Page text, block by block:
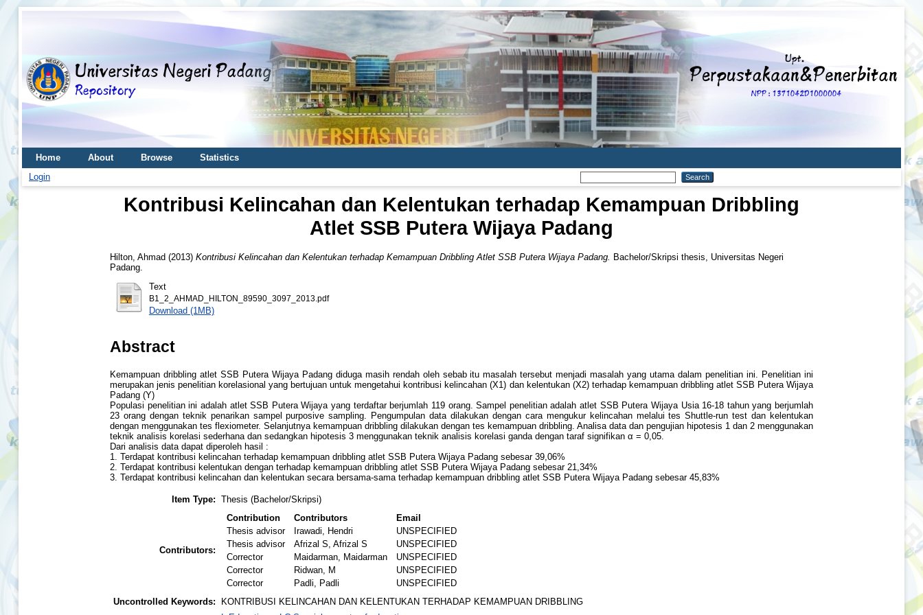
Home About Browse
Statistics
Login
Kontribusi Kelincahan dan Kelentukan terhadap Kemampuan Dribbling
Atlet SSB Putera Wijaya Padang
Hilton, Ahmad (2013) Kontribusi Kelincahan dan Kelentukan terhadap Kemampuan Dribbling Atlet SSB Putera Wijaya Padang.
Bachelor/Skripsi thesis, Universitas Negeri
Padang.
Text
B1_2_AHMAD_HILTON_89590_3097_2013.pdf
Download (1MB)
Abstract
Kemampuan dribbling atlet SSB Putera Wijaya Padang diduga masih rendah oleh sebab itu masalah tersebut menjadi masalah yang utama dalam penelitian ini. Penelitian ini
merupakan jenis penelitian korelasional yang bertujuan untuk mengetahui kontribusi kelincahan (X1) dan kelentukan (X2) terhadap kemampuan dribbling atlet SSB Putera Wijaya
Padang (Y)
Populasi penelitian ini adalah atlet SSB Putera Wijaya yang terdaftar berjumlah 119 orang. Sampel penelitian adalah atlet SSB Putera Wijaya Usia 16-18 tahun yang berjumlah
23 orang dengan teknik penarikan sampel purposive sampling. Pengumpulan data dilakukan dengan cara mengukur kelincahan melalui tes Shuttle-run test dan kelentukan
dengan menggunakan tes flexiometer. Selanjutnya kemampuan dribbling dilakukan dengan tes kemampuan dribbling. Analisa data dan pengujian hipotesis 1 dan 2 menggunakan
teknik analisis korelasi sederhana dan sedangkan hipotesis 3 menggunakan teknik analisis korelasi ganda dengan taraf signifikan α = 0,05.
Dari analisis data dapat diperoleh hasil :
1. Terdapat kontribusi kelincahan terhadap kemampuan dribbling atlet SSB Putera Wijaya Padang sebesar 39,06%
2. Terdapat kontribusi kelentukan dengan terhadap kemampuan dribbling atlet SSB Putera Wijaya Padang sebesar 21,34%
3. Terdapat kontribusi kelincahan dan kelentukan secara bersama-sama terhadap kemampuan dribbling atlet SSB Putera Wijaya Padang sebesar 45,83%
Item Type: Thesis (Bachelor/Skripsi)
Contributors:
Contribution Contributors
Email
Thesis advisor
Irawadi, Hendri
UNSPECIFIED
Thesis advisor
Afrizal S, Afrizal S
UNSPECIFIED
Corrector
Maidarman, Maidarman
UNSPECIFIED
Corrector
Ridwan, M
UNSPECIFIED
Corrector
Padli, Padli
UNSPECIFIED
Uncontrolled Keywords:
KONTRIBUSI KELINCAHAN DAN KELENTUKAN TERHADAP KEMAMPUAN DRIBBLING